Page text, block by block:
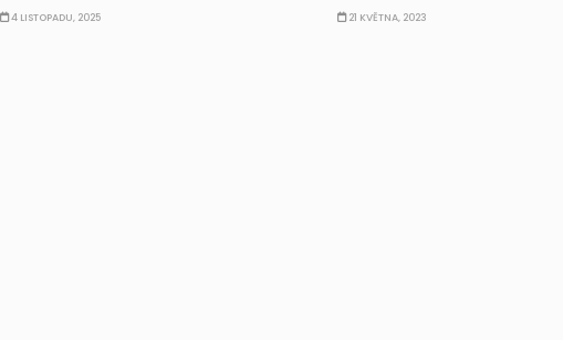
4 LISTOPADU, 2025 21 KVĚTNA, 2023